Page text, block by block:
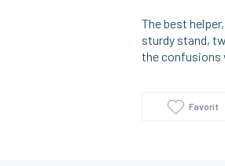
The best
sturdy stand,
the confusions
Favorit